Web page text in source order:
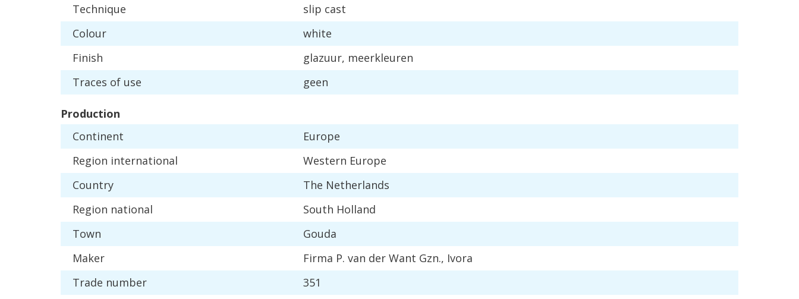
Technique
slip cast
Colour
white
Finish
glazuur, meerkleuren
Traces of use geen
Production
Continent
Europe
Region international Western Europe
Country
The Netherlands
Region national South Holland
Town
Gouda
Maker
Firma P. van der Want Gzn., Ivora
Trade number
351